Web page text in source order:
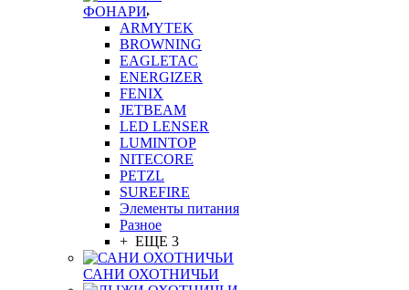
ФОНАРИ
ARMYTEK
BROWNING
EAGLETAC
ENERGIZER
FENIX
JETBEAM
LED LENSER
LUMINTOP
NITECORE
PETZL
SUREFIRE
Элементы питания
Разное
+ ЕЩЕ 3
САНИ ОХОТНИЧЬИ